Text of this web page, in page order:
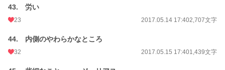
43. 労い
23 2017.05.14 17:402,707文字
44. 内側のやわらかなところ
32 2017.05.15 17:401,439文字